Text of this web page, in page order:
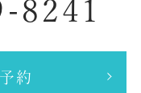
8241
約